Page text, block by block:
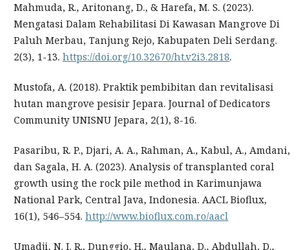
Mahmuda, R., Aritonang, D., & Harefa, M. S. (2023).
Mengatasi Dalam Rehabilitasi Di Kawasan Mangrove Di
Paluh Merbau, Tanjung Rejo, Kabupaten Deli Serdang.
2(3), 1-13. https://doi.org/10.32670/ht.v2i3.2818.
Mustofa, A. (2018). Praktik pembibitan dan revitalisasi
hutan mangrove pesisir Jepara. Journal of Dedicators
Community UNISNU Jepara, 2(1), 8-16.
Pasaribu, R. P., Djari, A. A., Rahman, A., Kabul, A., Amdani,
dan Sagala, H. A. (2023). Analysis of transplanted coral
growth using the rock pile method in Karimunjawa
National Park, Central Java, Indonesia. AACL Bioflux,
16(1), 546–554. http://www.bioflux.com.ro/aacl
Umadji, N. I. R., Dunggio, H., Maulana, D., Abdullah, D.,